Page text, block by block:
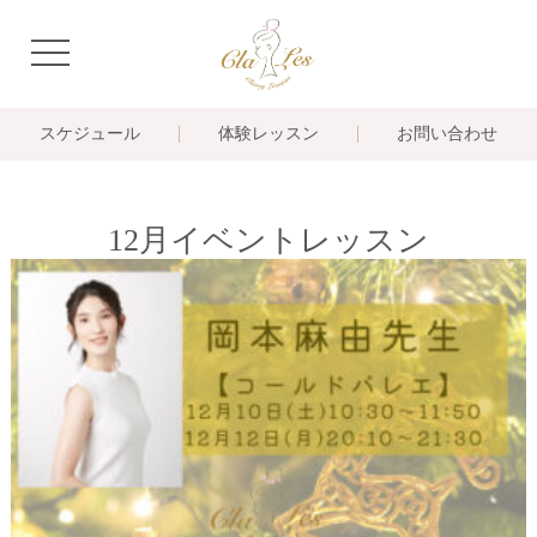
navigation
スケジュール 体験レッスン お問い合わせ
12月イベントレッスン